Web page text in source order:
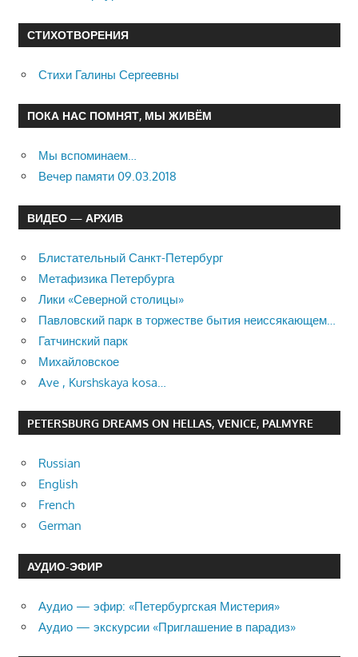
СТИХОТВОРЕНИЯ
Стихи Галины Сергеевны
ПОКА НАС ПОМНЯТ, МЫ ЖИВЁМ
Мы вспоминаем…
Вечер памяти 09.03.2018
ВИДЕО — АРХИВ
Блистательный Санкт-Петербург
Метафизика Петербурга
Лики «Северной столицы»
Павловский парк в торжестве бытия неиссякающем…
Гатчинский парк
Михайловское
Ave , Kurshskaya kosa…
PETERSBURG DREAMS ON HELLAS, VENICE, PALMYRE
Russian
English
French
German
АУДИО-ЭФИР
Аудио — эфир: «Петербургская Мистерия»
Аудио — экскурсии «Приглашение в парадиз»